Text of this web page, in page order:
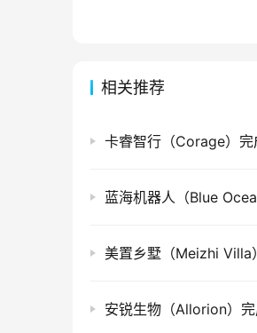
相关推荐
卡睿智行（Corage）完
安锐生物（Allorion）